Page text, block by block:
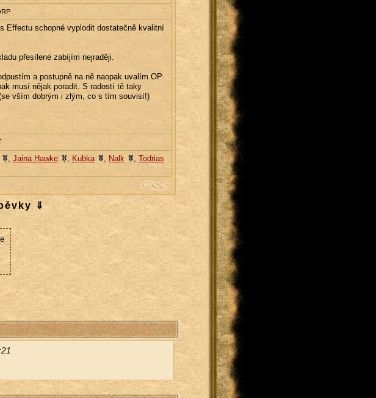
Effectu schopné vyplodit dostatečně kvalitní
přesílené zabíjím nejraději.
a postupně na ně naopak uvalím OP
musí nějak poradit. S radostí tě taky
vším dobrým i zlým, co s tím souvisí!)
, Jaina Hawke , Kubka , Nalk , Todrias
⇓